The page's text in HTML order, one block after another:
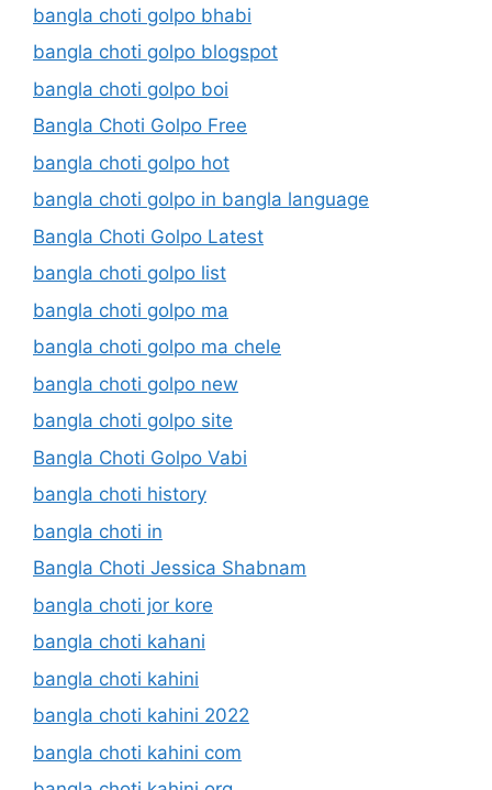
bangla choti golpo bhabi
bangla choti golpo blogspot
bangla choti golpo boi
Bangla Choti Golpo Free
bangla choti golpo hot
bangla choti golpo in bangla language
Bangla Choti Golpo Latest
bangla choti golpo list
bangla choti golpo ma
bangla choti golpo ma chele
bangla choti golpo new
bangla choti golpo site
Bangla Choti Golpo Vabi
bangla choti history
bangla choti in
Bangla Choti Jessica Shabnam
bangla choti jor kore
bangla choti kahani
bangla choti kahini
bangla choti kahini 2022
bangla choti kahini com